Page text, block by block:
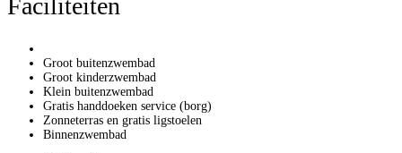
Groot buitenzwembad
Groot kinderzwembad
Klein buitenzwembad
Gratis handdoeken service (borg)
Zonneterras en gratis ligstoelen
Binnenzwembad